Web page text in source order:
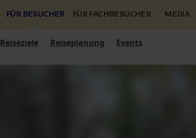
FÜR BESUCHER FÜR FACHBESUCHER MEDIA
Reiseziele Reiseplanung Events